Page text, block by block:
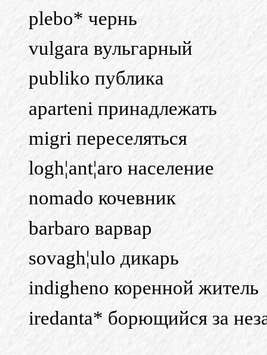
plebo* чернь
vulgara вульгарный
publiko публика
aparteni принадлежать
migri переселяться
logh¦ant¦aro население
nomado кочевник
barbaro варвар
sovagh¦ulo дикарь
indigheno коренной житель
iredanta* борющийся за